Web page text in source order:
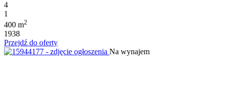
4
1
400 m2
1938
Przejdź do oferty
Na wynajem